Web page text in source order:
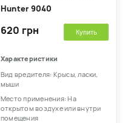
Hunter 9040
620 грн Купить
Характеристики
Вид вредителя: Крысы, ласки,
мыши
Место применения: На
открытом воздухе или внутри
помещения